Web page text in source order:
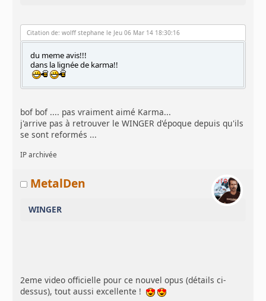
Citation de: wolff stephane le Jeu 06 Mar 14 18:30:16
du meme avis!!!
dans la lignée de karma!!
bof bof .... pas vraiment aimé Karma...
j'arrive pas à retrouver le WINGER d'époque depuis qu'ils
se sont reformés ...
IP archivée
MetalDen
WINGER
2eme video officielle pour ce nouvel opus (détails ci-
dessus), tout aussi excellente !